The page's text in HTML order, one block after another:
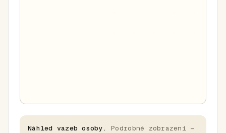
Náhled vazeb osoby.
Podrobné zobrazení —